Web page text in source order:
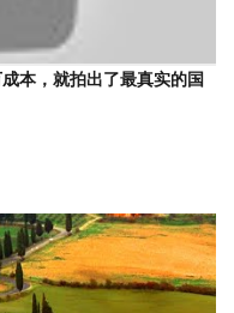
本，就拍出了最真实的国